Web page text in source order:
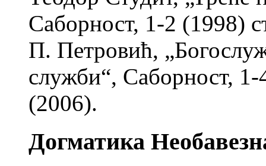
Саборност, 1-2 (1998)
П. Петровић,
служби“, Саборност,
(2006).
Догматика